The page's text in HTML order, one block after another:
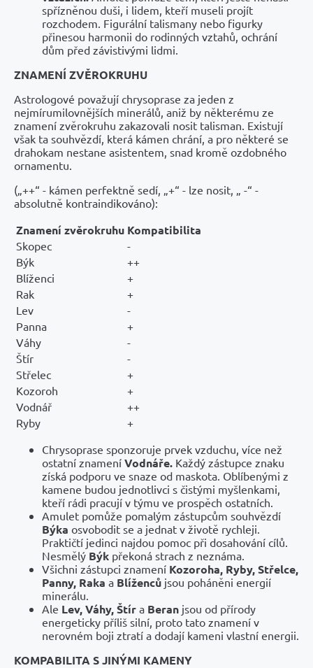
spřízněnou duši, i lidem, kteří museli projít
rozchodem. Figurální talismany nebo figurky
přinesou harmonii do rodinných vztahů, ochrání
dům před závistivými lidmi.
ZNAMENÍ ZVĚROKRUHU
Astrologové považují chrysoprase za jeden z
nejmírumilovnějších minerálů, aniž by některému ze
znamení zvěrokruhu zakazovali nosit talisman. Existují
však ta souhvězdí, která kámen chrání, a pro některé se
drahokam nestane asistentem, snad kromě ozdobného
ornamentu.
(„++“ - kámen perfektně sedí, „+“ - lze nosit, „ -“ -
absolutně kontraindikováno):
Znamení zvěrokruhu Kompatibilita
Skopec
-
Býk
++
Blíženci
+
Rak
+
Lev
-
Panna
+
Váhy
-
Štír
-
Střelec
+
Kozoroh
+
Vodnář
++
Ryby
+
Chrysoprase sponzoruje prvek vzduchu, více než
ostatní znamení Vodnáře. Každý zástupce znaku
získá podporu ve snaze od maskota. Oblíbenými z
kamene budou jednotlivci s čistými myšlenkami,
kteří rádi pracují v týmu ve prospěch ostatních.
Amulet pomůže pomalým zástupcům souhvězdí
Býka osvobodit se a jednat v životě rychleji.
Praktičtí jedinci najdou pomoc při dosahování cílů.
Nesmělý Býk překoná strach z neznáma.
Všichni zástupci znamení Kozoroha, Ryby, Střelce,
Panny, Raka a Blíženců jsou poháněni energií
minerálu.
Ale Lev, Váhy, Štír a Beran jsou od přírody
energeticky příliš silní, proto tato znamení v
nerovném boji ztratí a dodají kameni vlastní energii.
KOMPABILITA S JINÝMI KAMENY